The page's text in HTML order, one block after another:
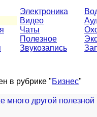
Электроника
Видео
Чаты
Полезное
Звукозапись
в рубрике "Бизнес"
много другой полезной